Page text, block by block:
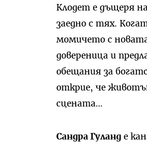
Клодет е дъщеря
заедно с тях.
момичето с
довереница и
обещания за
открие, че
сцената…
Сандра Гуланд е